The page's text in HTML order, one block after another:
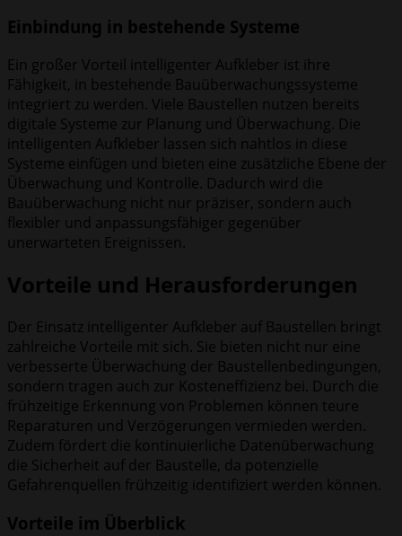
Einbindung in bestehende Systeme
Ein großer Vorteil intelligenter Aufkleber ist ihre
Fähigkeit, in bestehende Bauüberwachungssysteme
integriert zu werden. Viele Baustellen nutzen bereits
digitale Systeme zur Planung und Überwachung. Die
intelligenten Aufkleber lassen sich nahtlos in diese
Systeme einfügen und bieten eine zusätzliche Ebene der
Überwachung und Kontrolle. Dadurch wird die
Bauüberwachung nicht nur präziser, sondern auch
flexibler und anpassungsfähiger gegenüber
unerwarteten Ereignissen.
Vorteile und Herausforderungen
Der Einsatz intelligenter Aufkleber auf Baustellen bringt
zahlreiche Vorteile mit sich. Sie bieten nicht nur eine
verbesserte Überwachung der Baustellenbedingungen,
sondern tragen auch zur Kosteneffizienz bei. Durch die
frühzeitige Erkennung von Problemen können teure
Reparaturen und Verzögerungen vermieden werden.
Zudem fördert die kontinuierliche Datenüberwachung
die Sicherheit auf der Baustelle, da potenzielle
Gefahrenquellen frühzeitig identifiziert werden können.
Vorteile im Überblick